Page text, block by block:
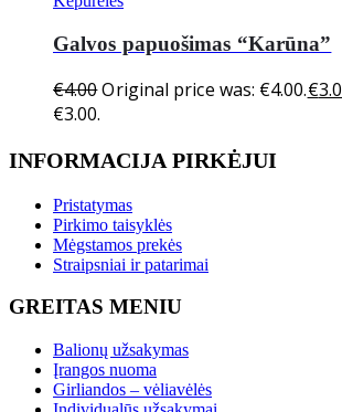
Galvos papuošimas “Karūna”
€4.00Original price was: €4.00.€
€3.00.
INFORMACIJA PIRKĖJUI
Pristatymas
Pirkimo taisyklės
Mėgstamos prekės
Straipsniai ir patarimai
GREITAS MENIU
Balionų užsakymas
Įrangos nuoma
Girliandos – vėliavėlės